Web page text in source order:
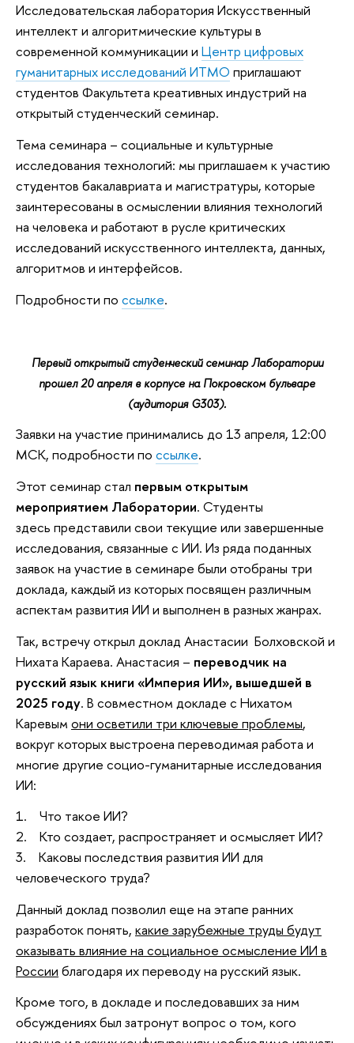
Исследовательская лаборатория Искусственный
интеллект и алгоритмические культуры в
современной коммуникации и Центр цифровых
гуманитарных исследований ИТМО приглашают
студентов Факультета креативных индустрий на
открытый студенческий семинар.
Тема семинара – социальные и культурные
исследования технологий: мы приглашаем к участию
студентов бакалавриата и магистратуры, которые
заинтересованы в осмыслении влияния технологий
на человека и работают в русле критических
исследований искусственного интеллекта, данных,
алгоритмов и интерфейсов.
Подробности по ссылке.
Первый открытый студенческий семинар Лаборатории
прошел 20 апреля в корпусе на Покровском бульваре
(аудитория G303).
Заявки на участие принимались до 13 апреля, 12:00
МСК, подробности по ссылке.
Этот семинар стал первым открытым
мероприятием Лаборатории. Студенты
здесь представили свои текущие или завершенные
исследования, связанные с ИИ. Из ряда поданных
заявок на участие в семинаре были отобраны три
доклада, каждый из которых посвящен различным
аспектам развития ИИ и выполнен в разных жанрах.
Так, встречу открыл доклад Анастасии Болховской и
Нихата Караева. Анастасия – переводчик на
русский язык книги «Империя ИИ», вышедшей в
2025 году. В совместном докладе с Нихатом
Каревым они осветили три ключевые проблемы,
вокруг которых выстроена переводимая работа и
многие другие социо-гуманитарные исследования
ИИ:
1. Что такое ИИ?
2. Кто создает, распространяет и осмысляет ИИ?
3. Каковы последствия развития ИИ для
человеческого труда?
Данный доклад позволил еще на этапе ранних
разработок понять, какие зарубежные труды будут
оказывать влияние на социальное осмысление ИИ в
России благодаря их переводу на русский язык.
Кроме того, в докладе и последовавших за ним
обсуждениях был затронут вопрос о том, кого